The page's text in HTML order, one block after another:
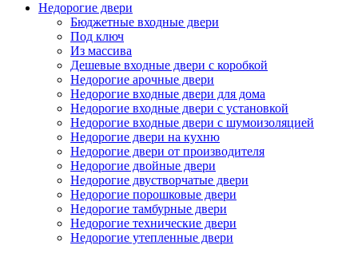
Недорогие двери
Бюджетные входные двери
Под ключ
Из массива
Дешевые входные двери с коробкой
Недорогие арочные двери
Недорогие входные двери для дома
Недорогие входные двери с установкой
Недорогие входные двери с шумоизоляцией
Недорогие двери на кухню
Недорогие двери от производителя
Недорогие двойные двери
Недорогие двустворчатые двери
Недорогие порошковые двери
Недорогие тамбурные двери
Недорогие технические двери
Недорогие утепленные двери